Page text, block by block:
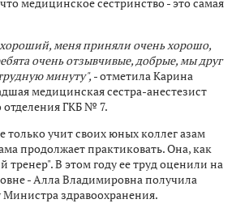
хороший, меня приняли очень хорошо,
очень отзывчивые, добрые, мы друг
минуту", - отметила Карина
медицинская сестра-анестезист
ГКБ № 7.
только учит своих юных коллег азам
продолжает практиковать. Она, как
тренер". В этом году ее труд оценили на
- Алла Владимировна получила
здравоохранения.